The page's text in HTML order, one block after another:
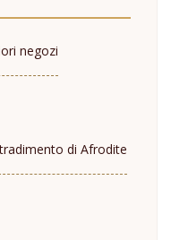
negozi
di Afrodite